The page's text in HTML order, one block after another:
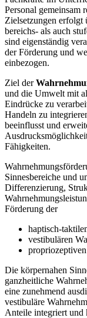
Personal gemeinsam
Zielsetzungen erfolgt
bereichs- als auch
sind eigenständig
der Förderung und
einbezogen.
Ziel der
und die Umwelt mit
Eindrücke zu
Handeln zu
beeinflusst und
Fähigkeiten.
Sinnesbereiche und
Differenzierung,
Förderung der
haptisch-
vestibulären
Die körpernahen
ganzheitliche
eine zunehmend
vestibuläre
Anteile integriert und